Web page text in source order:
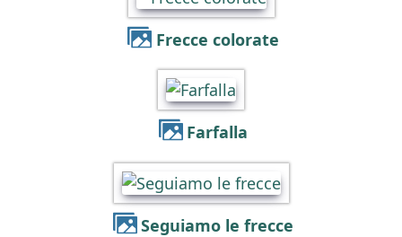
Frecce colorate
Farfalla
Seguiamo le frecce